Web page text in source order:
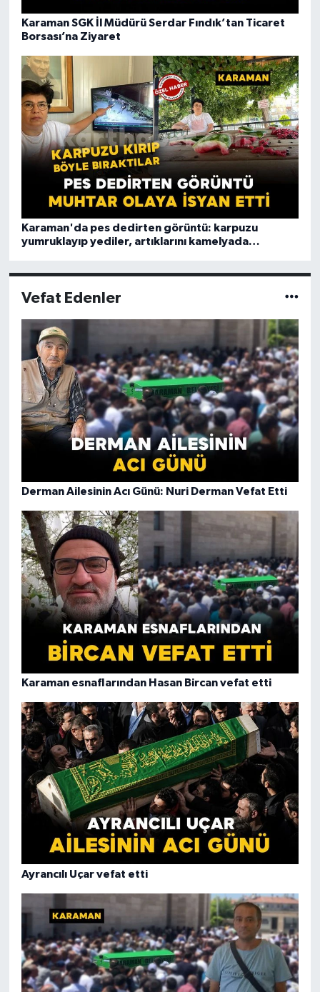
Karaman SGK İl Müdürü Serdar Fındık’tan Ticaret
Borsası’na Ziyaret
Karaman'da pes dedirten görüntü: karpuzu
yumruklayıp yediler, artıklarını kamelyada
Vefat Edenler
Derman Ailesinin Acı Günü: Nuri Derman Vefat Etti
Karaman esnaflarından Hasan Bircan vefat etti
Ayrancılı Uçar vefat etti